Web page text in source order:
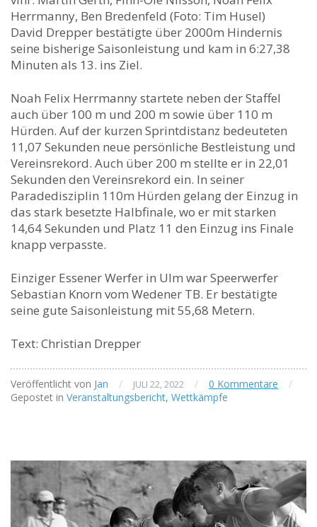
Herrmanny, Ben Bredenfeld (Foto: Tim Husel)
David Drepper bestätigte über 2000m Hindernis
seine bisherige Saisonleistung und kam in 6:27,38
Minuten als 13. ins Ziel.
Noah Felix Herrmanny startete neben der Staffel
auch über 100 m und 200 m sowie über 110 m
Hürden. Auf der kurzen Sprintdistanz bedeuteten
11,07 Sekunden neue persönliche Bestleistung und
Vereinsrekord. Auch über 200 m stellte er in 22,01
Sekunden den Vereinsrekord ein. In seiner
Paradedisziplin 110m Hürden gelang der Einzug in
das stark besetzte Halbfinale, wo er mit starken
14,64 Sekunden und Platz 11 den Einzug ins Finale
knapp verpasste.
Einziger Essener Werfer in Ulm war Speerwerfer
Sebastian Knorn vom Wedener TB. Er bestätigte
seine gute Saisonleistung mit 55,68 Metern.
Text: Christian Drepper
Veröffentlicht von Jan / JULI 22, 2022 / 0 Kommentare
/
Gepostet in Veranstaltungsbericht, Wettkämpfe